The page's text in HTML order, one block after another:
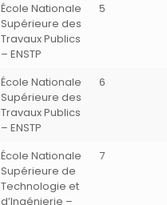
École Nationale
Supérieure des
Travaux Publics
– ENSTP
5
École Nationale
Supérieure des
Travaux Publics
– ENSTP
6
École Nationale
Supérieure de
Technologie et
d’Ingénierie –
7